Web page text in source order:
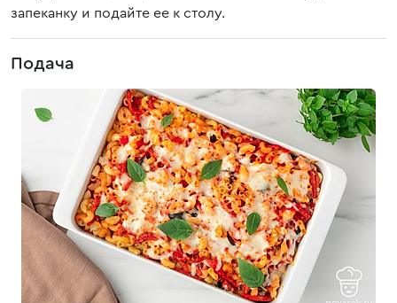
запеканку и подайте ее к столу.
Подача